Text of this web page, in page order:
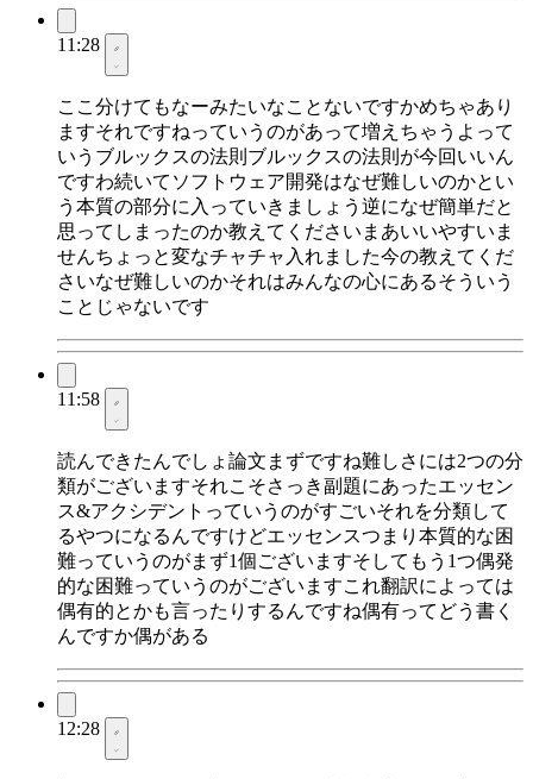
11:28
ここ分けてもなーみたいなことないですかめちゃあり
ますそれですねっていうのがあって増えちゃうよって
いうブルックスの法則ブルックスの法則が今回いいん
ですわ続いてソフトウェア開発はなぜ難しいのかとい
う本質の部分に入っていきましょう逆になぜ簡単だと
思ってしまったのか教えてくださいまあいいやすいま
せんちょっと変なチャチャ入れました今の教えてくだ
さいなぜ難しいのかそれはみんなの心にあるそういう
ことじゃないです
11:58
読んできたんでしょ論文まずですね難しさには2つの分
類がございますそれこそさっき副題にあったエッセン
ス&アクシデントっていうのがすごいそれを分類して
るやつになるんですけどエッセンスつまり本質的な困
難っていうのがまず1個ございますそしてもう1つ偶発
的な困難っていうのがございますこれ翻訳によっては
偶有的とかも言ったりするんですね偶有ってどう書く
んですか偶がある
12:28